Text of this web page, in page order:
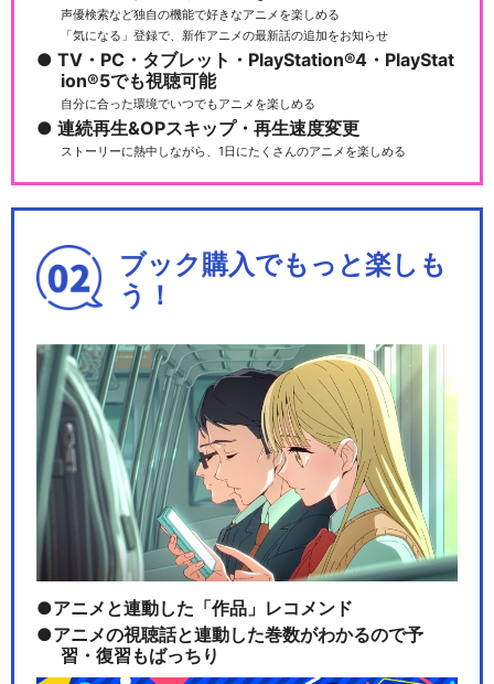
声優検索など独自の機能で好きなアニメを楽しめる
「気になる」登録で、新作アニメの最新話の追加をお知らせ
TV・PC・タブレット・PlayStation®4・PlayStat
ion®5でも視聴可能
自分に合った環境でいつでもアニメを楽しめる
連続再生&OPスキップ・再生速度変更
ストーリーに熱中しながら、1日にたくさんのアニメを楽しめる
ブック購入でもっと楽しも
う！
アニメと連動した「作品」レコメンド
アニメの視聴話と連動した巻数がわかるので予
習・復習もばっちり